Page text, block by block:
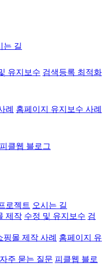
는 길
유지보수 검색등록 최적화
례 홈페이지 유지보수 사례
피클웹 블로그
로젝트 오시는 길
제작 수정 및 유지보수 검
핑몰 제작 사례 홈페이지 유
자주 묻는 질문 피클웹 블로